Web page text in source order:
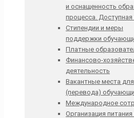
и оснащенность
процесса. Доступная
Стипендии и меры
поддержки
Платные
Финансово-
деятельность
Вакантные места
(перевода)
Международное
Организация питания